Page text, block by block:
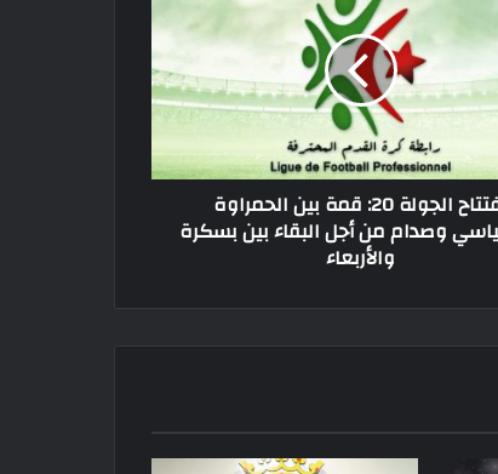
افتتاح الجولة 20: قمة بين الحمراوة
وصدام من أجل البقاء بين بسكرة
والأربعاء